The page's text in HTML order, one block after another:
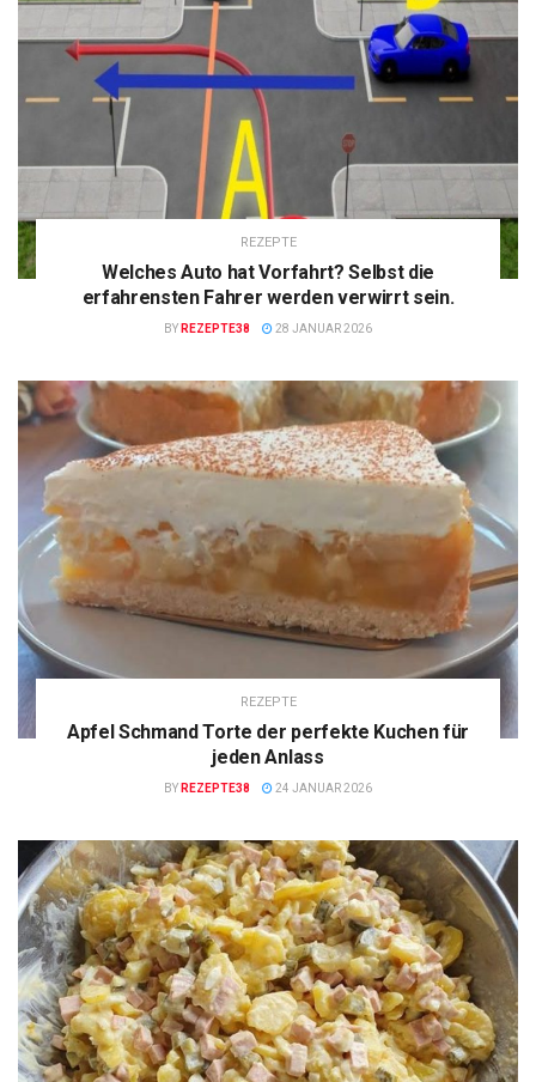
REZEPTE
Welches Auto hat Vorfahrt? Selbst die
erfahrensten Fahrer werden verwirrt sein.
BY REZEPTE38 28 JANUAR 2026
REZEPTE
Apfel Schmand Torte der perfekte Kuchen für
jeden Anlass
BY REZEPTE38 24 JANUAR 2026